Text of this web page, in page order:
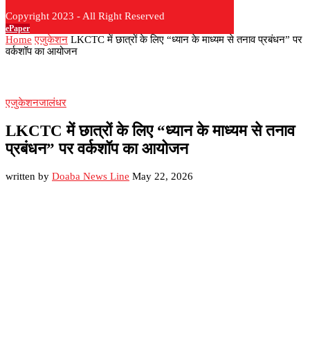
Copyright 2023 - All Right Reserved
ePaper
Home एजुकेशन LKCTC में छात्रों के लिए “ध्यान के माध्यम से तनाव प्रबंधन” पर
वर्कशॉप का आयोजन
एजुकेशनजालंधर
LKCTC में छात्रों के लिए “ध्यान के माध्यम से तनाव
प्रबंधन” पर वर्कशॉप का आयोजन
written by Doaba News Line May 22, 2026